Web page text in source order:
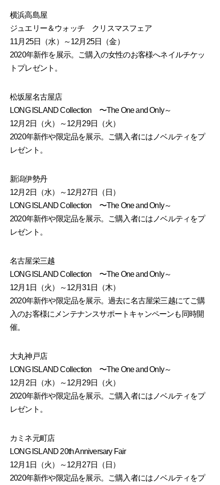
横浜高島屋
ジュエリー＆ウォッチ クリスマスフェア
11月25日（水）～12月25日（金）
2020年新作を展示。ご購入の女性のお客様へネイルチケッ
トプレゼント。
松坂屋名古屋店
LONG ISLAND Collection 〜The One and Only～
12月2日（火）～12月29日（火）
2020年新作や限定品を展示。ご購入者にはノベルティをプ
レゼント。
新潟伊勢丹
12月2日（水）～12月27日（日）
LONG ISLAND Collection 〜The One and Only～
2020年新作や限定品を展示。ご購入者にはノベルティをプ
レゼント。
名古屋栄三越
LONG ISLAND Collection 〜The One and Only～
12月1日（火）～12月31日（木）
2020年新作や限定品を展示。過去に名古屋栄三越にてご購
入のお客様にメンテナンスサポートキャンペーンも同時開
催。
大丸神戸店
LONG ISLAND Collection 〜The One and Only～
12月2日（水）～12月29日（火）
2020年新作や限定品を展示。ご購入者にはノベルティをプ
レゼント。
カミネ元町店
LONG ISLAND 20th Anniversary Fair
12月1日（火）～12月27日（日）
2020年新作や限定品を展示。ご購入者にはノベルティをプ